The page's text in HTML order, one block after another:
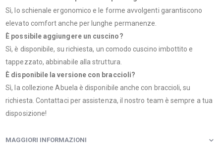
Sì, lo schienale ergonomico e le forme avvolgenti garantiscono
elevato comfort anche per lunghe permanenze.
È possibile aggiungere un cuscino?
Sì, è disponibile, su richiesta, un comodo cuscino imbottito e
tappezzato, abbinabile alla struttura.
È disponibile la versione con braccioli?
Sì, la collezione Abuela è disponibile anche con braccioli, su
richiesta. Contattaci per assistenza, il nostro team è sempre a tua
disposizione!
MAGGIORI INFORMAZIONI